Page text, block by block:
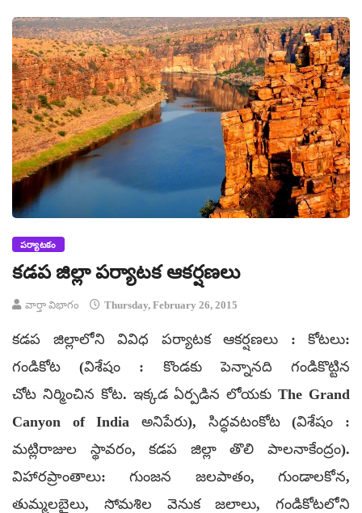
పర్యాటకం
కడప జిల్లా పర్యాటక ఆకర్షణలు
వార్తా విభాగం Thursday, February 26, 2015
కడప జిల్లాలోని వివిధ పర్యాటక ఆకర్షణలు : కోటలు:
గండికోట (విశేషం : కొండకు పెన్నానది గండికొట్టిన
చోట నిర్మించిన కోట. ఇక్కడ ఏర్పడిన లోయకు The Grand
Canyon of India అనిపేరు), సిద్ధవటంకోట (విశేషం :
మట్లిరాజుల స్థావరం, కడప జిల్లా తొలి పాలనాకేంద్రం).
విహారప్రాంతాలు: గుంజన జలపాతం, గుండాలకోన,
తుమ్మలబైలు, సోమశిల వెనుక జలాలు, గండికోటలోని